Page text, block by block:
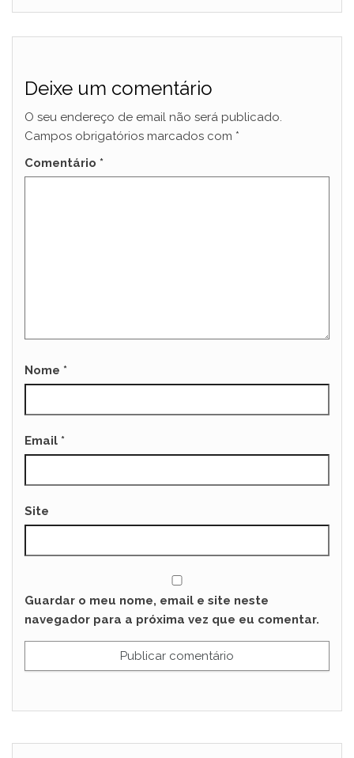
Deixe um comentário
O seu endereço de email não será publicado.
Campos obrigatórios marcados com *
Comentário *
Nome *
Email *
Site
Guardar o meu nome, email e site neste
navegador para a próxima vez que eu comentar.